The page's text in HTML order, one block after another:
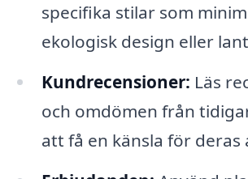
specifika stilar som
ekologisk design eller
Kundrecensioner: Läs
och omdömen från
att få en känsla för deras